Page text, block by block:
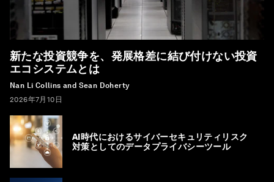
新たな投資競争を、発展格差に結び付けない投資
エコシステムとは
Nan Li Collins and Sean Doherty
2026年7月10日
AI時代におけるサイバーセキュリティリスク
対策としてのデータプライバシーツール